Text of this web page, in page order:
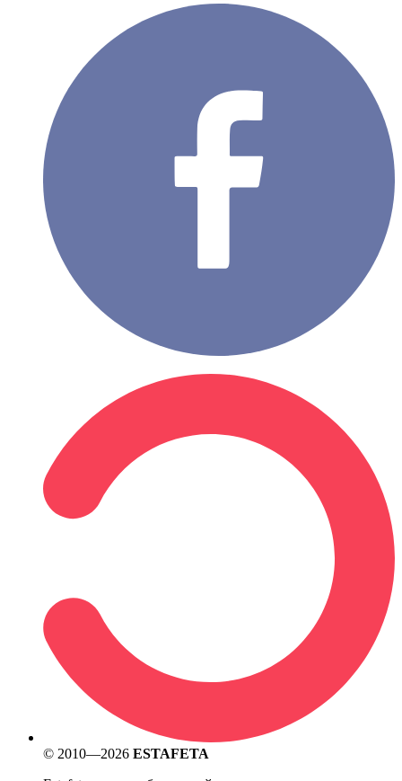
© 2010—2026 ESTAFETA